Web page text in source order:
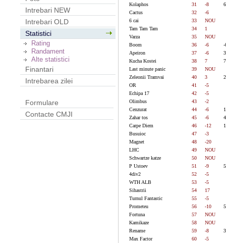
Intrebari NEW
Intrebari OLD
Statistici
Rating
Randament
Alte statistici
Finantari
Intrebarea zilei
Formulare
Contacte CMJI
Kolaphos
31 -8
Cactus
32
-6
6 cai
33
NOU
Tam Tam Tam
34
1
Varza
35
NOU
Boom
36 -6
-
Apeiron
37 -6
Kucha Kostei
38 7
Last minute panic
39
NOU
Zeleonii Tramvai
40 3
OR
41
-5
Echipa 17
42
-5
Olimbus
43
-2
Cenzurat
44 -6
Zahar tos
45 -6
Carpe Diem
46 -12
Busuioc
47
-3
Magnet
48
-20
LHC
49
NOU
Schwartze katze
50
NOU
P Ustoev
51 -9
4div2
52
-5
WTH ALB
53
-5
Sihastrii
54
17
Turnul Fantastic
55
-5
Prometeu
56 -10
Fortuna
57
NOU
Kamikaze
58
NOU
Rename
59 -8
Max Factor
60
-5